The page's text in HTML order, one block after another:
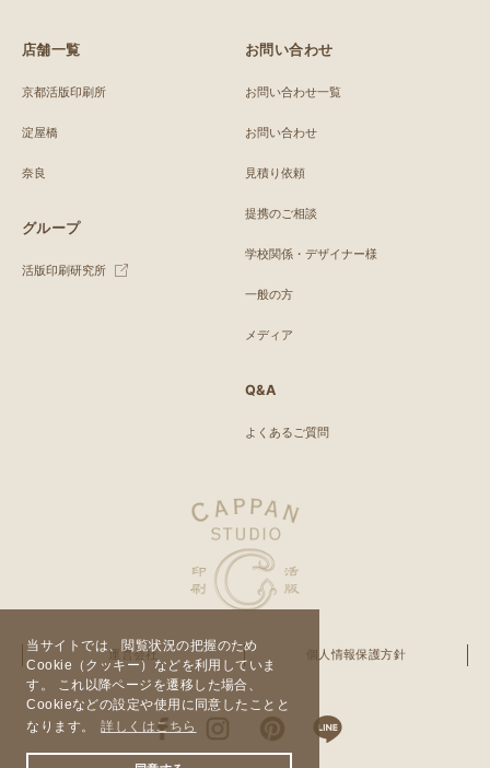
当サイトでは、閲覧状況の把握のため
Cookie（クッキー）などを利用していま
す。 これ以降ページを遷移した場合、
Cookieなどの設定や使用に同意したことと
なります。
詳しくはこちら
店舗一覧
京都活版印刷所
淀屋橋
奈良
グループ
活版印刷研究所
お問い合わせ
お問い合わせ一覧
お問い合わせ
見積り依頼
提携のご相談
学校関係・デザイナー様
一般の方
メディア
Q&A
よくあるご質問
運営会社 個人情報保護方針